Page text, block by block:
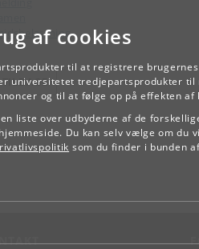
af cookies
til at registrere
universitetet tredjepartsprodukter
og til at følge op på effekten af
liste over udbyderne af de
Du kan selv vælge om
som du finder i bunden
TILBAGE